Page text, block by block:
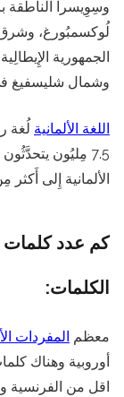
وسِوِيسرا الناطقة
لُوكسمبُورغ، وشرق
الجمهورية
وشمال شليسفيغ
اللغة الألمانية
7.5 مِليُون
الألمانية إِلى أَكثر مِن 128
كم عدد كلمات
الكلمات:
معظم المفردات
أوروبية وهناك
اقل من الفرنسية